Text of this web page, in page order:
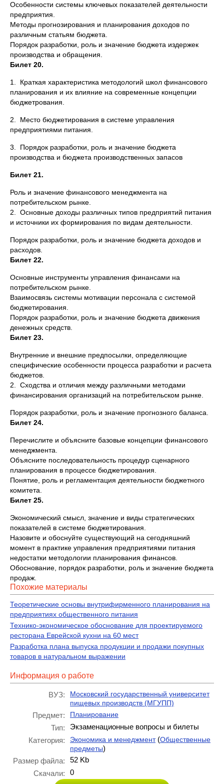
Особенности системы ключевых показателей деятельности
предприятия.
Методы прогнозирования и планирования доходов по
различным статьям бюджета.
Порядок разработки, роль и значение бюджета издержек
производства и обращения.
Билет 20.
1. Краткая характеристика методологий школ финансового
планирования и их влияние на современные концепции
бюджетрования.
2. Место бюджетирования в системе управления
предприятиями питания.
3. Порядок разработки, роль и значение бюджета
производства и бюджета производственных запасов
Билет 21.
Роль и значение финансового менеджмента на
потребительском рынке.
2. Основные доходы различных типов предприятий питания
и источники их формирования по видам деятельности.
Порядок разработки, роль и значение бюджета доходов и
расходов.
Билет 22.
Основные инструменты управления финансами на
потребительском рынке.
Взаимосвязь системы мотивации персонала с системой
бюджетирования.
Порядок разработки, роль и значение бюджета движения
денежных средств.
Билет 23.
Внутренние и внешние предпосылки, определяющие
специфические особенности процесса разработки и расчета
бюджетов.
2. Сходства и отличия между различными методами
финансирования организаций на потребительском рынке.
Порядок разработки, роль и значение прогнозного баланса.
Билет 24.
Перечислите и объясните базовые концепции финансового
менеджмента.
Объясните последовательность процедур сценарного
планирования в процессе бюджетирования.
Понятие, роль и регламентация деятельности бюджетного
комитета.
Билет 25.
Экономический смысл, значение и виды стратегических
показателей в системе бюджетирования.
Назовите и обоснуйте существующий на сегодняшний
момент в практике управления предприятиями питания
недостатки методологии планирования финансов.
Обоснование, порядок разработки, роль и значение бюджета
продаж.
Похожие материалы
Теоретические основы внутрифирменного планирования на
предприятиях общественного питания
Технико-экономическое обоснование для проектируемого
ресторана Еврейской кухни на 60 мест
Разработка плана выпуска продукции и продажи покупных
товаров в натуральном выражении
Информация о работе
ВУЗ:
Московский государственный университет
пищевых производств (МГУПП)
Предмет: Планирование
Тип:
Экзаменационные вопросы и билеты
Категория:
Экономика и менеджмент(Общественные
предметы)
Размер файла:
52 Kb
Скачали:
0